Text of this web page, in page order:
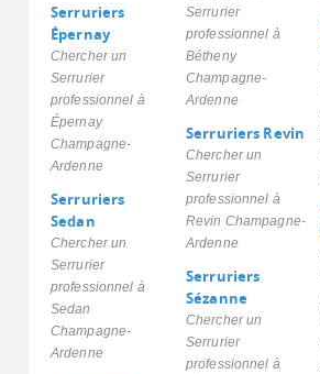
Serruriers
Épernay
Chercher un
Serrurier
professionnel à
Épernay
Champagne-
Ardenne
Serruriers
Sedan
Chercher un
Serrurier
professionnel à
Sedan
Champagne-
Ardenne
Serrurier
professionnel à
Bétheny
Champagne-
Ardenne
Serruriers Revin
Chercher un
Serrurier
professionnel à
Revin Champagne-
Ardenne
Serruriers
Sézanne
Chercher un
Serrurier
professionnel à